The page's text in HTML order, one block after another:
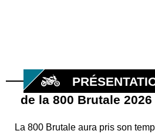
de la 800 Brutale 2026
La 800 Brutale aura pris son